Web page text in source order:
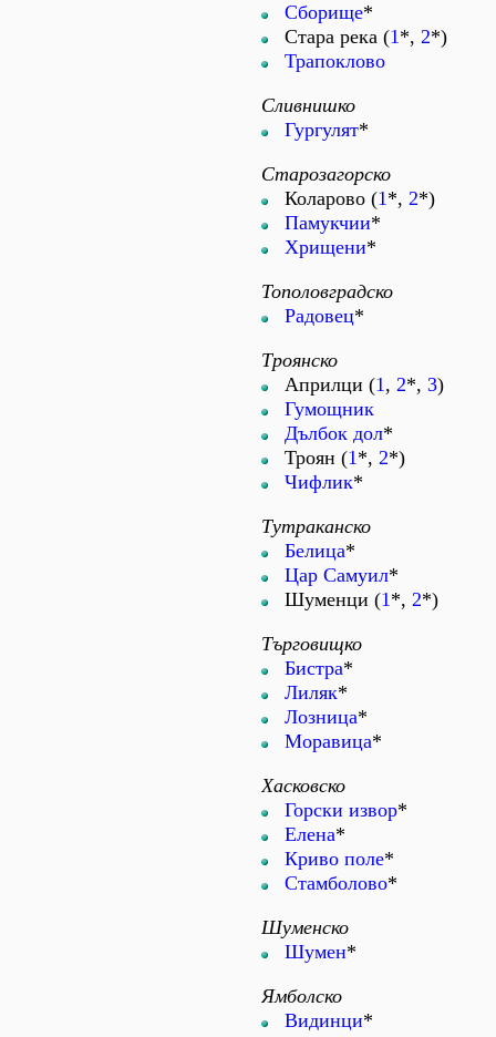
Сборище*
Стара река (1*, 2*)
Трапоклово
Сливнишко
Гургулят*
Старозагорско
Коларово (1*, 2*)
Памукчии*
Хрищени*
Тополовградско
Радовец*
Троянско
Априлци (1, 2*, 3)
Гумощник
Дълбок дол*
Троян (1*, 2*)
Чифлик*
Тутраканско
Белица*
Цар Самуил*
Шуменци (1*, 2*)
Търговищко
Бистра*
Лиляк*
Лозница*
Моравица*
Хасковско
Горски извор*
Елена*
Криво поле*
Стамболово*
Шуменско
Шумен*
Ямболско
Видинци*